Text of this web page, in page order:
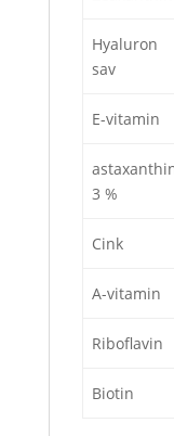
Hyaluron
sav
E-vitamin
3 %
Cink
A-vitamin
Riboflavin
Biotin